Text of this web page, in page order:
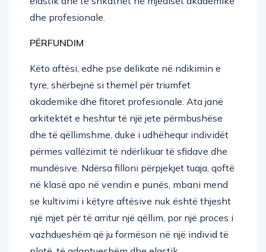
dhe profesionale.
tyre, shërbejnë si themel për triumfet
akademike dhe fitoret profesionale. Ata janë
arkitektët e heshtur të një jete përmbushëse
dhe të qëllimshme, duke i udhëhequr individët
përmes vallëzimit të ndërlikuar të sfidave dhe
mundësive. Ndërsa filloni përpjekjet tuaja, qoftë
në klasë apo në vendin e punës, mbani mend
se kultivimi i këtyre aftësive nuk është thjesht
një mjet për të arritur një qëllim, por një proces i
vazhdueshëm që ju formëson në një individ të
plotë, të adaptueshëm dhe elastik.